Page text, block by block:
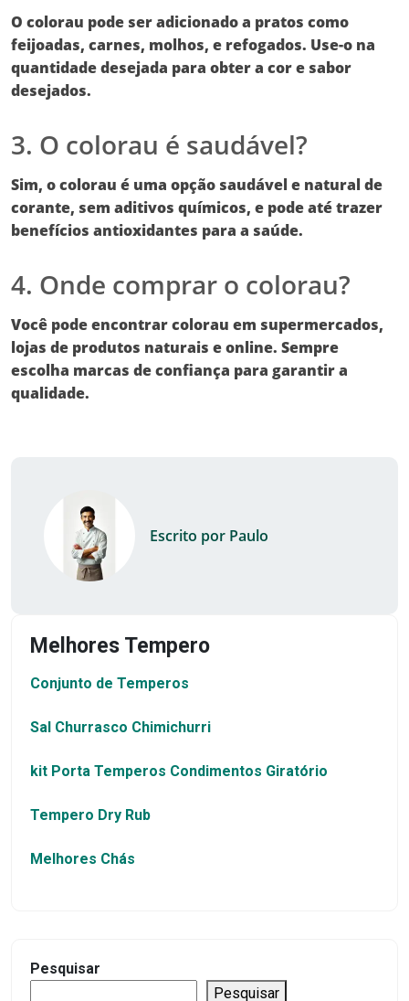
O colorau pode ser adicionado a pratos como
feijoadas, carnes, molhos, e refogados. Use-o na
quantidade desejada para obter a cor e sabor
desejados.
3. O colorau é saudável?
Sim, ocolorau é uma opção saudável e natural de
corante, sem aditivos químicos, e pode até trazer
benefícios antioxidantes para a saúde.
4. Onde comprar o colorau?
Você pode encontrarcolorau em supermercados,
lojas de produtos naturais e online. Sempre
escolha marcas de confiança para garantir a
qualidade.
Escrito por Paulo
Melhores Tempero
Conjunto de Temperos
Sal Churrasco Chimichurri
kit Porta Temperos Condimentos Giratório
Tempero Dry Rub
Melhores Chás
Pesquisar
Pesquisar